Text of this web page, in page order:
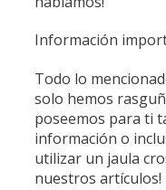
Información
Todo lo
solo hemos
poseemos para ti
información o
utilizar un jaula
nuestros artículos!